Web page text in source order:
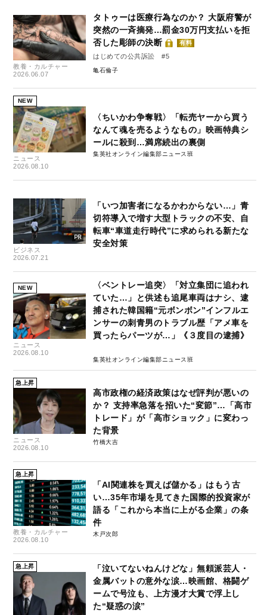
教養・カルチャー
2026.06.07
タトゥーは医療行為なのか？ 大阪府警が
突然の一斉摘発…罰金30万円支払いを拒
否した彫師の決断
有料
はじめての公共訴訟 #5
亀石倫子
NEW
ニュース
2026.08.10
〈ちいかわ争奪戦〉「転売ヤーから買う
なんて魂を売るようなもの」映画特典シ
ールに殺到…満席続出の裏側
集英社オンライン編集部ニュース班
ビジネス
2026.07.21
「いつ加害者になるかわからない…」青
切符導入で増す大型トラックの不安、自
転車“車道走行時代”に求められる新たな
安全対策
NEW
ニュース
2026.08.10
〈ベントレー追突〉「対立集団に追われ
ていた…」と供述も追尾車両はナシ、逮
捕された韓国籍“元ボンボン”インフルエ
ンサーの刺青男のトラブル歴「アメ車を
買ったらパーツが…」《３度目の逮捕》
集英社オンライン編集部ニュース班
急上昇
ニュース
2026.08.10
高市政権の経済政策はなぜ評判が悪いの
か？ 支持率急落を招いた“変節”…「高市
トレード」が「高市ショック」に変わっ
た背景
竹橋大吉
急上昇
教養・カルチャー
2026.08.10
「AI関連株を買えば儲かる」はもう古
い…35年市場を見てきた国際的投資家が
語る「これから本当に上がる企業」の条
件
木戸次郎
急上昇
「泣いてないねんけどな」無頼派芸人・
金属バットの意外な涙…映画館、格闘ゲ
ームで号泣も、上方漫才大賞で浮上し
た“疑惑の涙”